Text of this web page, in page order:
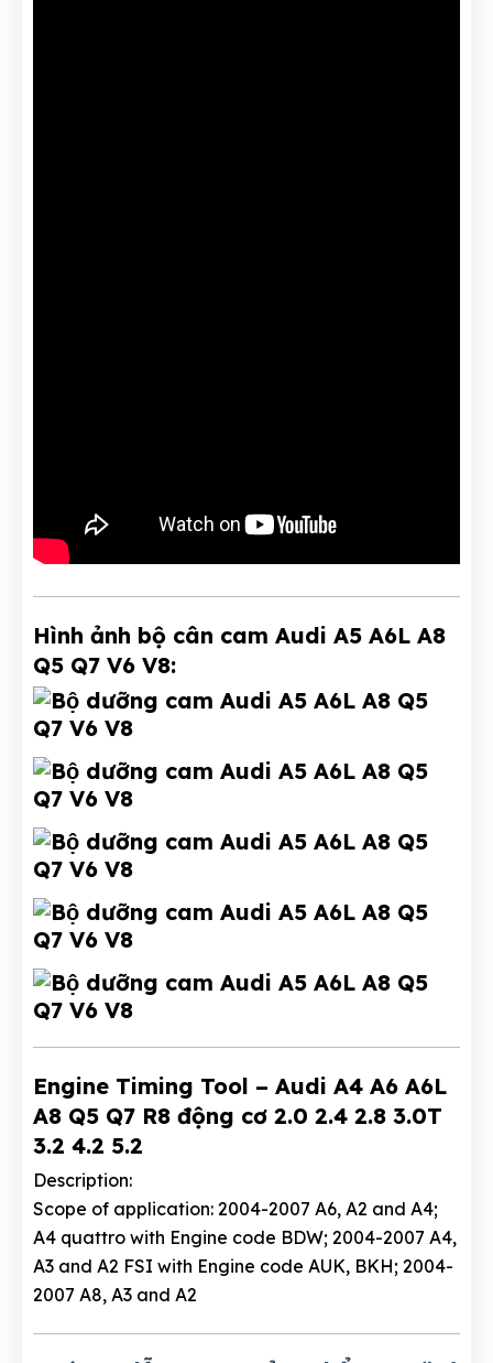
Hình ảnh bộ cân cam Audi A5 A6L A8
Q5 Q7 V6 V8:
Engine Timing Tool – Audi A4 A6 A6L
A8 Q5 Q7 R8 động cơ 2.0 2.4 2.8 3.0T
3.2 4.2 5.2
Description:
Scope of application: 2004-2007 A6, A2 and A4;
A4 quattro with Engine code BDW; 2004-2007 A4,
A3 and A2 FSI with Engine code AUK, BKH; 2004-
2007 A8, A3 and A2